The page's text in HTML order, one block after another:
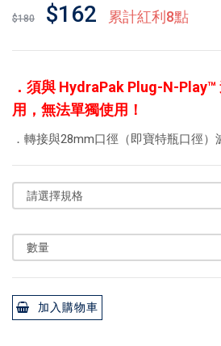
$180 $162 累計紅利8點
． 須與 HydraPak Plug-N-Play™
用，無法單獨使用！
．轉接與28mm口徑（即寶特瓶口徑）
加入購物車